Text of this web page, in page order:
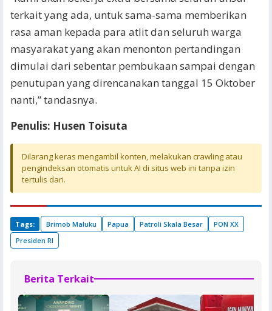
terkait yang ada, untuk sama-sama memberikan
rasa aman kepada para atlit dan seluruh warga
masyarakat yang akan menonton pertandingan
dimulai dari sebentar pembukaan sampai dengan
penutupan yang direncanakan tanggal 15 Oktober
nanti,” tandasnya.
Penulis: Husen Toisuta
Dilarang keras mengambil konten, melakukan crawling atau
pengindeksan otomatis untuk AI di situs web ini tanpa izin
tertulis dari.
Tags: Brimob Maluku Papua Patroli Skala Besar
PON XX
Presiden RI
Berita Terkait